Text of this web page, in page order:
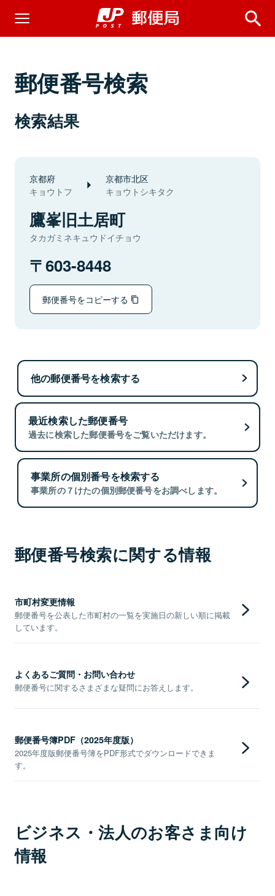
郵便番号検索
検索結果
京都府
キョウトフ
京都市北区
キョウトシキタク
鷹峯旧土居町
タカガミネキュウドイチョウ
603-8448
郵便番号をコピーする
他の郵便番号を検索する
最近検索した郵便番号
過去に検索した郵便番号をご覧いただけます。
事業所の個別番号を検索する
事業所の７けたの個別郵便番号をお調べします。
郵便番号検索に関する情報
市町村変更情報
郵便番号を公表した市町村の一覧を実施日の新しい順に掲載
しています。
よくあるご質問・お問い合わせ
郵便番号に関するさまざまな疑問にお答えします。
郵便番号簿PDF（2025年度版）
2025年度版郵便番号簿をPDF形式でダウンロードできま
す。
ビジネス・法人のお客さま向け
情報